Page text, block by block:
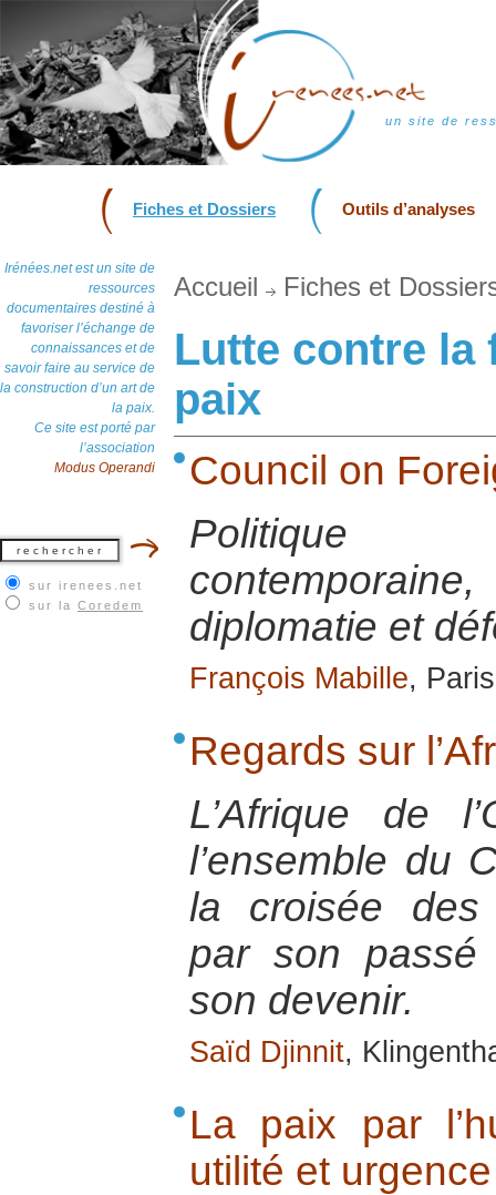
un site de
Fiches et Dossiers Outils d’analyses
Irénées.net est un site de
ressources
documentaires destiné à
favoriser l’échange de
connaissances et de
savoir faire au service de
la construction d’un art de
la paix.
Ce site est porté par
l’association
Modus Operandi
sur irenees.net
sur la Coredem
Accueil Fiches et
Lutte contre la
paix
Council on
Politique
diplomatie et
François Mabille,
Regards sur
L’Afrique de
l’ensemble du
la croisée des
par son passé
son devenir.
Saïd Djinnit,
La paix par
utilité et urgence